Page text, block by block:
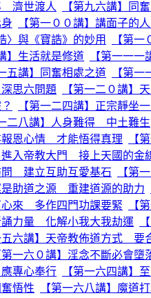
濟世渡人 【第九六講】同
【第一００講】講面子的
〉與《寶誥》的妙用 【第
】生活就是修道 【第一一
五講】同奮相處之道 【第
思六問題 【第一二０講】
【第一二四講】正宗靜坐
二八講】人身難得 中土難生
報恩心情 才能悟得真理 【
進入帝教大門 接上天國的金
問 建立互助互愛基石 【第
是助道之源 重建道源的助力
心來 多作四門功課要緊 【
誦力量 化解小我大我劫運
五六講】天帝教佈道方式 要
第一六０講】淫念不斷必會墮
專心奉行 【第一六四講】
悟性 【第一六八講】魔道